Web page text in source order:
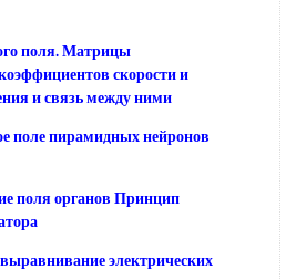
поля. Матрицы
скорости и
и связь между ними
поле пирамидных нейронов
поля органов Принцип
электрических